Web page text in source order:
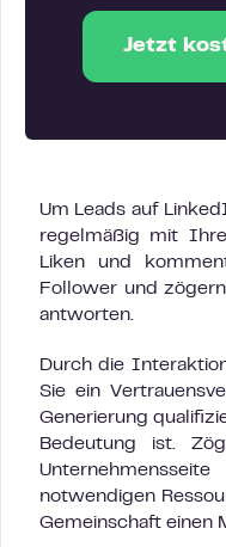
Jetzt
Um Leads auf
regelmäßig mit
Liken und
Follower und
antworten.
Durch die
Sie ein
Generierung
Bedeutung ist.
notwendigen
Gemeinschaft einen